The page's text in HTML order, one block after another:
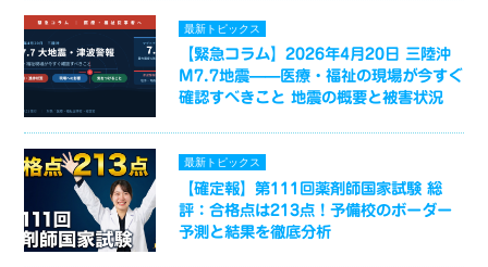
最新トピックス
【緊急コラム】2026年4月20日 三陸沖
M7.7地震——医療・福祉の現場が今すぐ
確認すべきこと 地震の概要と被害状況
最新トピックス
【確定報】第111回薬剤師国家試験 総
評：合格点は213点！予備校のボーダー
予測と結果を徹底分析